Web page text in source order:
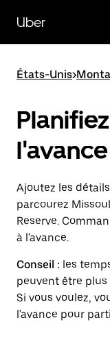
contenu
principal
Uber
États-Unis>
Ajoutez les
parcourez
Reserve.
à l'avance.
Conseil : les
peuvent être plus
Si vous voulez,
l'avance pour